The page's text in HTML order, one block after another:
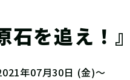
石を追え！
年07月30日 (金)～